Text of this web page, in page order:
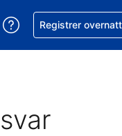
har valgt Norsk krone
Du har valgt
Få hjelp med
Registrer